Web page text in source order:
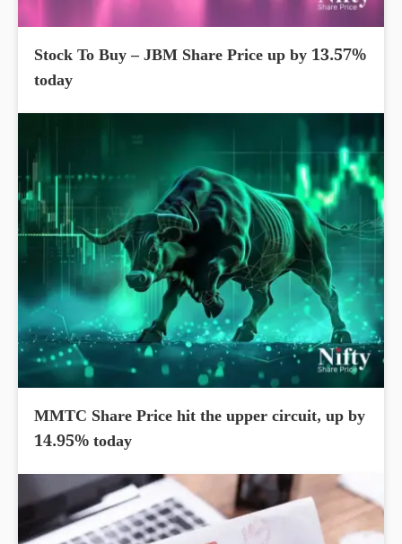
Stock To Buy – JBM Share Price up by 13.57%
today
MMTC Share Price hit the upper circuit, up by
14.95% today